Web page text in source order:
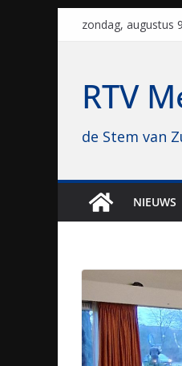
zondag, augustus
RTV
de Stem van
NIEUWS